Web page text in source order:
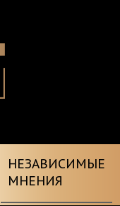
НЕЗАВИСИМЫЕ
МНЕНИЯ